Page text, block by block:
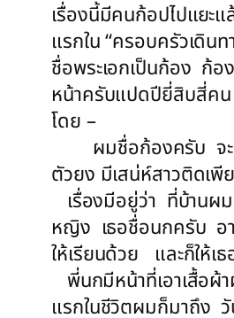
เรื่องนี้มีคนก้อปไปแยะ
แรกใน “ครอบครัวเดิ
ชื่อพระเอกเป็นก้อง ก้
หน้าครับแปดปียี่สิบสี่คน
โดย –
ผมชื่อก้องครับ จะเ
ตัวยง มีเสน่ห์สาวติดเ
เรื่องมีอยู่ว่า ที่บ้านผ
หญิง เธอชื่อนกครับ อา
ให้เรียนด้วย และก็ให้เ
พี่นกมีหน้าที่เอาเสื้อผ้
แรกในชีวิตผมก็มาถึง